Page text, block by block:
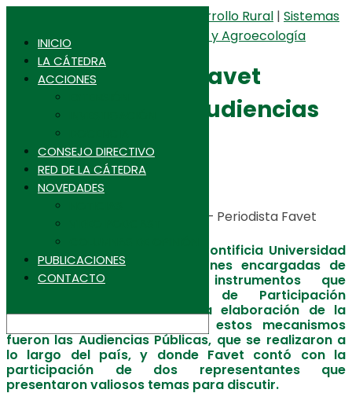
Favet
Agronomia Uchile
Inta
CFCN
INICIO
LA CÁTEDRA
ACCIONES
CONSEJO DIRECTIVO
RED DE LA CÁTEDRA
NOVEDADES
PUBLICACIONES
CONTACTO
Desarrollo Rural | Sistemas
Agroalimentarios
Sostenibilidad y Agroecología
Representantes Favet
presentaron en Audiencias
Públicas
23 de agosto de 2023
Por Francisca de la Vega Planet – Periodista Favet
La Universidad de Chile y la Pontificia Universidad
Católica fueron las instituciones encargadas de
implementar los cuatro instrumentos que
estableció la Secretaría de Participación
Ciudadana para incidir en la elaboración de la
nueva Constitución. Uno de estos mecanismos
fueron las Audiencias Públicas, que se realizaron a
lo largo del país, y donde Favet contó con la
participación de dos representantes que
presentaron valiosos temas para discutir.